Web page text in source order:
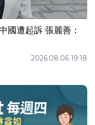
國遭起訴 張麗善：
2026.08.06 19:18